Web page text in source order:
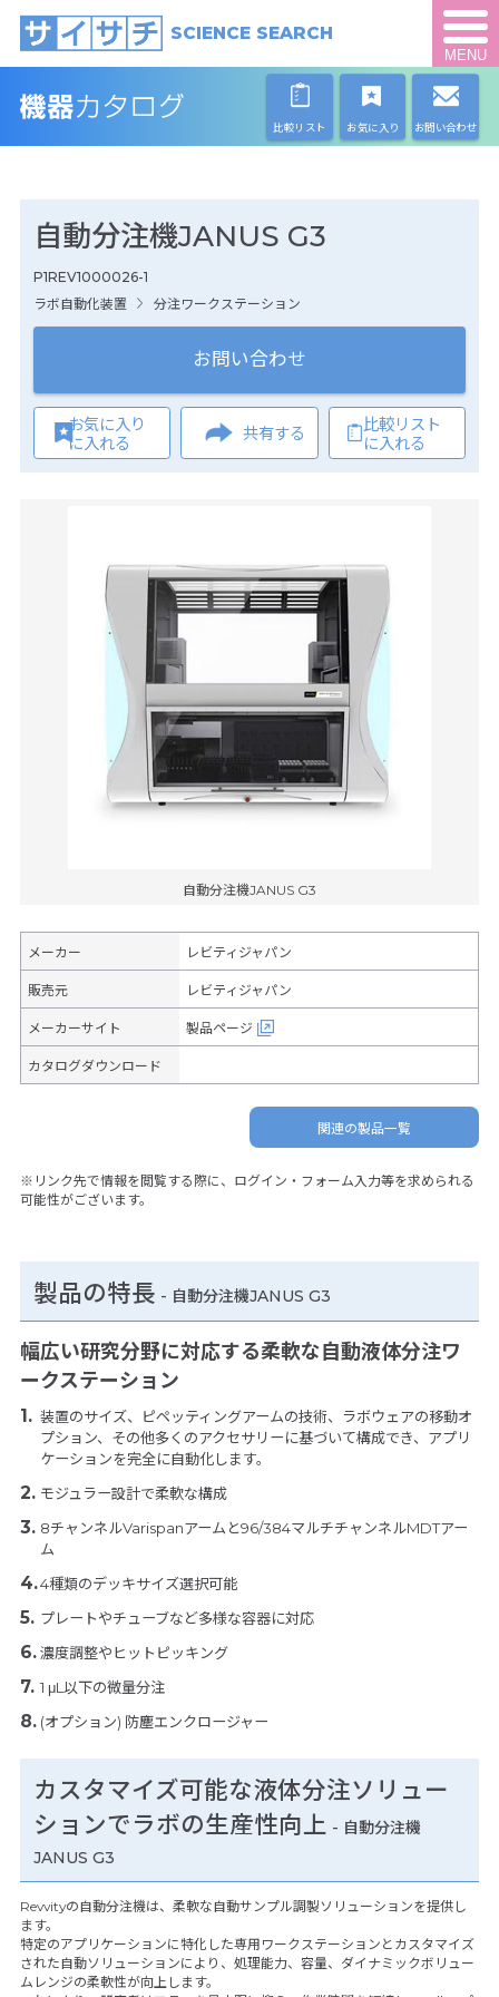
SCIENCE SEARCH
MENU
比較リスト お気に入り お問い合わせ
自動分注機JANUS G3
P1REV1000026-1
ラボ自動化装置
分注ワークステーション
お問い合わせ
お気に入り
に入れる
共有する
比較リスト
に入れる
自動分注機JANUS G3
メーカー レビティジャパン
販売元 レビティジャパン
メーカーサイト 製品ページ
カタログダウンロード
関連の製品一覧
※リンク先で情報を閲覧する際に、ログイン・フォーム入力等を求められる
可能性がございます。
製品の特長 - 自動分注機JANUS G3
幅広い研究分野に対応する柔軟な自動液体分注ワ
ークステーション
装置のサイズ、ピペッティングアームの技術、ラボウェアの移動オ
プション、その他多くのアクセサリーに基づいて構成でき、アプリ
ケーションを完全に自動化します。
モジュラー設計で柔軟な構成
8チャンネルVarispanアームと96/384マルチチャンネルMDTアー
ム
4種類のデッキサイズ選択可能
プレートやチューブなど多様な容器に対応
濃度調整やヒットピッキング
1 μL以下の微量分注
(オプション) 防塵エンクロージャー
カスタマイズ可能な液体分注ソリュー
ションでラボの生産性向上 - 自動分注機
JANUS G3
Revvityの自動分注機は、柔軟な自動サンプル調製ソリューションを提供し
ます。
特定のアプリケーションに特化した専用ワークステーションとカスタマイズ
された自動ソリューションにより、処理能力、容量、ダイナミックボリュー
ムレンジの柔軟性が向上します。